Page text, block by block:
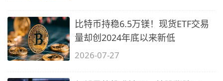
比特币持稳6.5万镁！现货ETF交易
量却创2024年底以来新低
2026-07-27